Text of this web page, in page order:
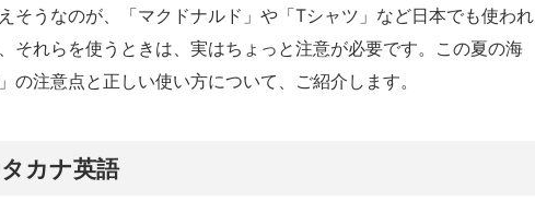
そうなのが、「マクドナルド」や「Tシャツ」など日本でも使われ
それらを使うときは、実はちょっと注意が必要です。この夏の海
の注意点と正しい使い方について、ご紹介します。
カナ英語